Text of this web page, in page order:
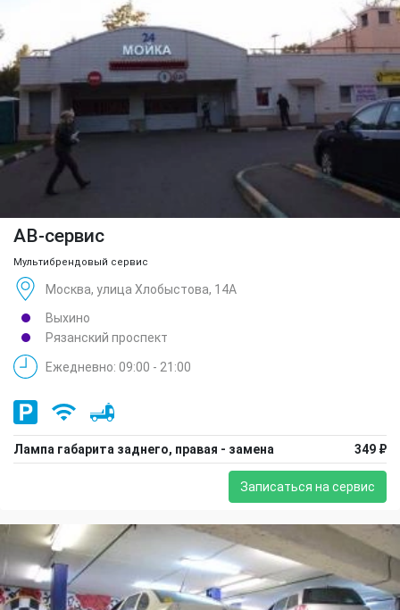
АВ-сервис
Мультибрендовый сервис
Москва, улица Хлобыстова, 14А
Выхино
Рязанский проспект
Ежедневно: 09:00 - 21:00
Лампа габарита заднего, правая - замена 349 ₽
Записаться на сервис